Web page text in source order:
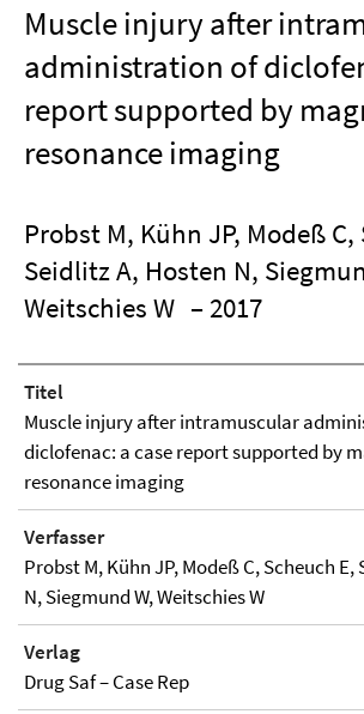
Muscle injury after
administration of
report supported by
resonance imaging
Probst M, Kühn JP, Modeß C,
Seidlitz A, Hosten N,
Weitschies W – 2017
Titel
Muscle injury after intramuscular
diclofenac: a case report supported by
resonance imaging
Verfasser
Probst M, Kühn JP, Modeß C, Scheuch E,
N, Siegmund W, Weitschies W
Verlag
Drug Saf – Case Rep